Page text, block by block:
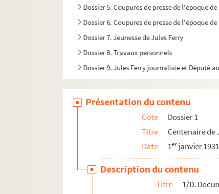
Dossier 5. Coupures de presse de l'époque
Dossier 6. Coupures de presse de l'époque
Dossier 7. Jeunesse de Jules Ferry
Dossier 8. Travaux personnels
Dossier 9. Jules Ferry journaliste et Député
Dossier 11. Jules Ferry Maire de Paris
Dossier 12. Déposition sur le 18 mars 1871
Dossier 13. L’Assemblée Nationale
Dossier 14. Second ministère Dufaure et
Dossier 15. Enseignement
Dossier 16. Enseignement
Dossier 17. Enseignement
Présentation du contenu
Cote
Dossier 1
Titre
Centenaire de
Date
1er janvier 1931
Description du contenu
Titre 1/D.